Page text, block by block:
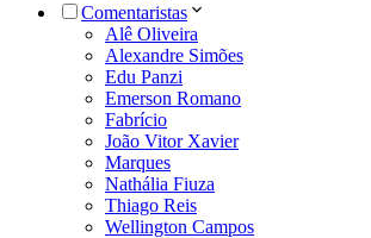
Comentaristas
Alê Oliveira
Alexandre Simões
Edu Panzi
Emerson Romano
Fabrício
João Vitor Xavier
Marques
Nathália Fiuza
Thiago Reis
Wellington Campos